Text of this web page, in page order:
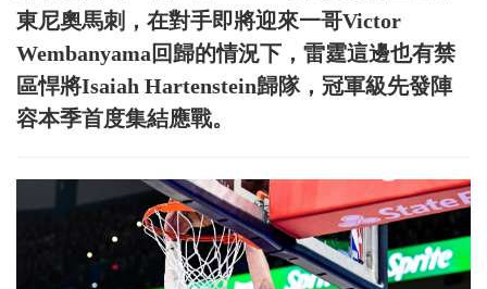
東尼奧馬刺，在對手即將迎來一哥Victor
Wembanyama回歸的情況下，雷霆這邊也有禁
區悍將Isaiah Hartenstein歸隊，冠軍級先發陣
容本季首度集結應戰。